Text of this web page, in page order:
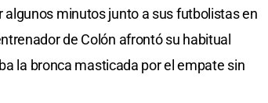
minutos junto a sus futbolistas en
de Colón afrontó su habitual
la bronca masticada por el empate sin